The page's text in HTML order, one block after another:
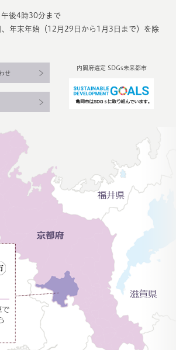
後4時30分まで
、年末年始（12月29日から1月3日まで）を除
内閣府選定 SDGs未来都市
せ